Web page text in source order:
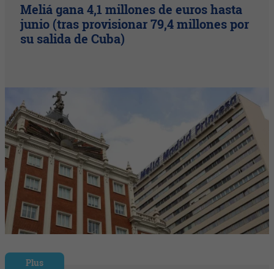
Meliá gana 4,1 millones de euros hasta
junio (tras provisionar 79,4 millones por
su salida de Cuba)
Plus